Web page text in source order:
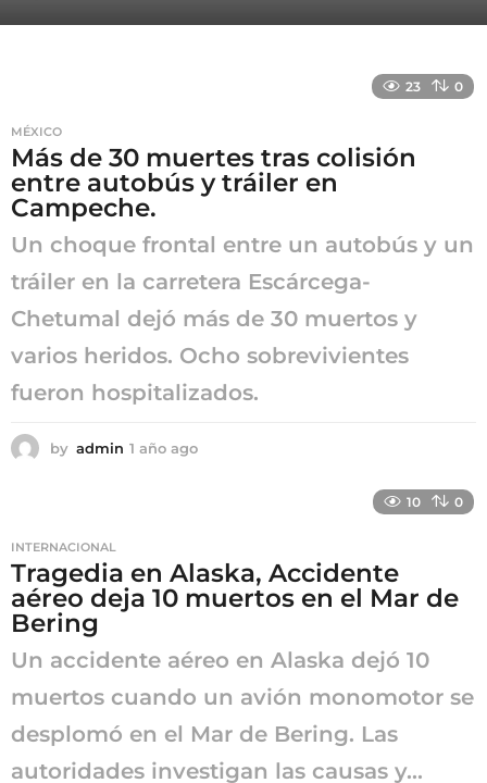
23 0
MÉXICO
Más de 30 muertes tras colisión
entre autobús y tráiler en
Campeche.
Un choque frontal entre un autobús y un
tráiler en la carretera Escárcega-
Chetumal dejó más de 30 muertos y
varios heridos. Ocho sobrevivientes
fueron hospitalizados.
by admin 1 año ago
o
10 0
INTERNACIONAL
Tragedia en Alaska, Accidente
aéreo deja 10 muertos en el Mar de
Bering
Un accidente aéreo en Alaska dejó 10
muertos cuando un avión monomotor se
desplomó en el Mar de Bering. Las
autoridades investigan las causas y...